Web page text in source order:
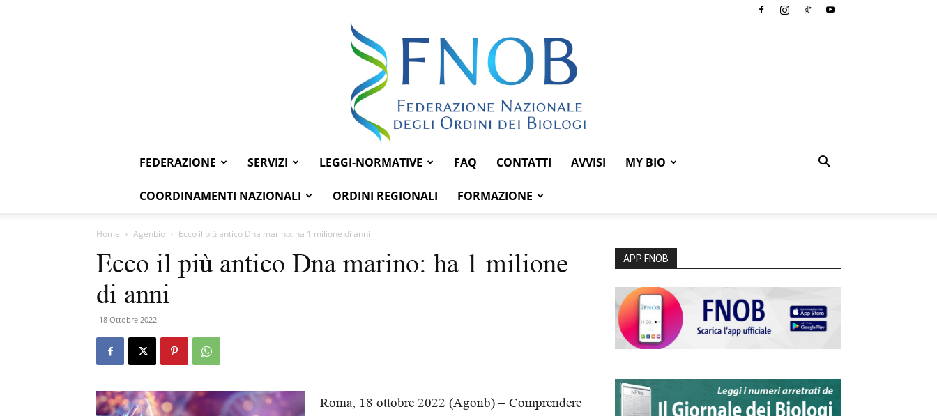
Federazione
FEDERAZIONE SERVIZI LEGGI-NORMATIVE FAQ CONTATTI AVVISI MY BIO
COORDINAMENTI NAZIONALI ORDINI REGIONALI FORMAZIONE
Home Agenbio Ecco il più antico Dna marino: ha 1 milione di anni
Ecco il più antico Dna marino: ha 1 milione
di anni
18 Ottobre 2022
Roma, 18 ottobre 2022 (Agonb) – Comprendere
APP FNOB